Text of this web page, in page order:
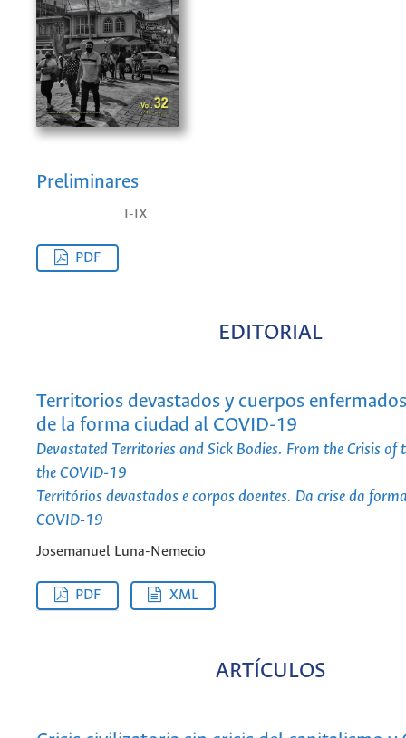
Preliminares
I-IX
PDF
EDITORIAL
Territorios devastados y cuerpos
de la forma ciudad al COVID-19
Devastated Territories and Sick Bodies. From the Crisis of
the COVID-19
Territórios devastados e corpos doentes. Da crise da
COVID-19
Josemanuel Luna-Nemecio
PDF XML
ARTÍCULOS